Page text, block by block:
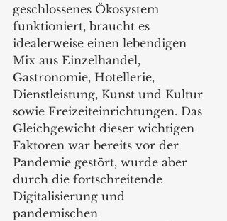
geschlossenes Ökosystem
funktioniert, braucht es
idealerweise einen lebendigen
Mix aus Einzelhandel,
Gastronomie, Hotellerie,
Dienstleistung, Kunst und Kultur
sowie Freizeiteinrichtungen. Das
Gleichgewicht dieser wichtigen
Faktoren war bereits vor der
Pandemie gestört, wurde aber
durch die fortschreitende
Digitalisierung und
pandemischen